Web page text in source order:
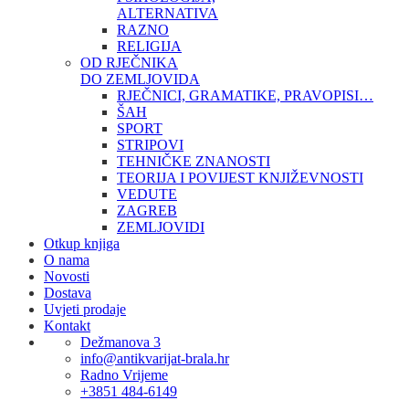
ALTERNATIVA
RAZNO
RELIGIJA
OD RJEČNIKA
DO ZEMLJOVIDA
RJEČNICI, GRAMATIKE, PRAVOPISI…
ŠAH
SPORT
STRIPOVI
TEHNIČKE ZNANOSTI
TEORIJA I POVIJEST KNJIŽEVNOSTI
VEDUTE
ZAGREB
ZEMLJOVIDI
Otkup knjiga
O nama
Novosti
Dostava
Uvjeti prodaje
Kontakt
Dežmanova 3
info@antikvarijat-brala.hr
Radno Vrijeme
+3851 484-6149